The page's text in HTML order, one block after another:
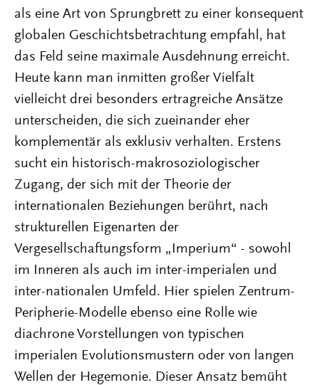
als eine Art von Sprungbrett zu einer konsequent
globalen Geschichtsbetrachtung empfahl, hat
das Feld seine maximale Ausdehnung erreicht.
Heute kann man inmitten großer Vielfalt
vielleicht drei besonders ertragreiche Ansätze
unterscheiden, die sich zueinander eher
komplementär als exklusiv verhalten. Erstens
sucht ein historisch-makrosoziologischer
Zugang, der sich mit der Theorie der
internationalen Beziehungen berührt, nach
strukturellen Eigenarten der
Vergesellschaftungsform „Imperium“ - sowohl
im Inneren als auch im inter-imperialen und
inter-nationalen Umfeld. Hier spielen Zentrum-
Peripherie-Modelle ebenso eine Rolle wie
diachrone Vorstellungen von typischen
imperialen Evolutionsmustern oder von langen
Wellen der Hegemonie. Dieser Ansatz bemüht